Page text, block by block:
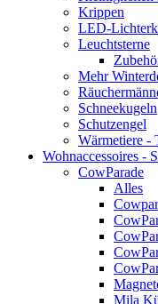
Krippen
LED-
Leuchtsterne
Mehr
Schneekugeln
Schutzengel
Wärmetiere -
Wohnaccessoires -
CowParade
Alles
Mila